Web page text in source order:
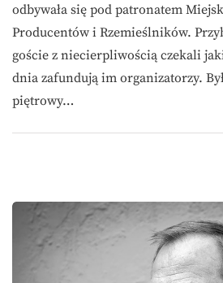
odbywała się pod patronatem
Producentów i Rzemieślników.
goście z niecierpliwością czekali
dnia zafundują im organizatorzy.
piętrowy…